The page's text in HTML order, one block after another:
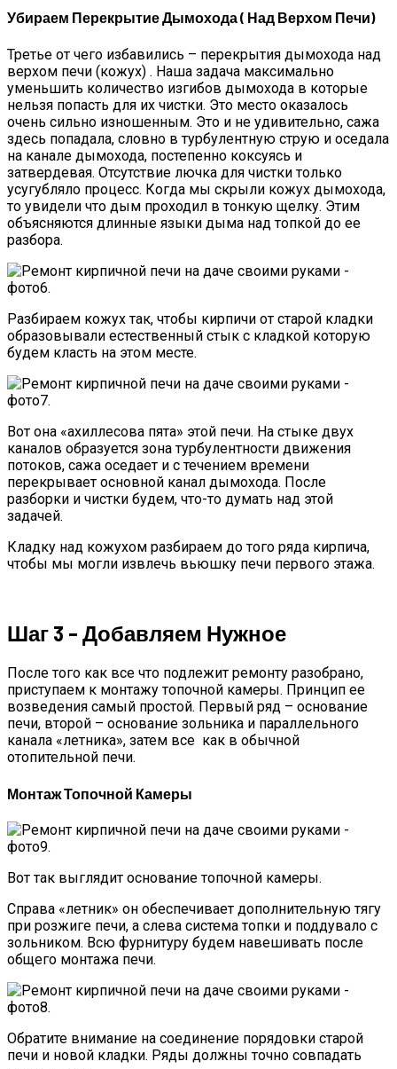
Убираем Перекрытие Дымохода ( Над Верхом Печи)
Третье от чего избавились – перекрытия дымохода над
верхом печи (кожух) . Наша задача максимально
уменьшить количество изгибов дымохода в которые
нельзя попасть для их чистки. Это место оказалось
очень сильно изношенным. Это и не удивительно, сажа
здесь попадала, словно в турбулентную струю и оседала
на канале дымохода, постепенно коксуясь и
затвердевая. Отсутствие лючка для чистки только
усугубляло процесс. Когда мы скрыли кожух дымохода,
то увидели что дым проходил в тонкую щелку. Этим
объясняются длинные языки дыма над топкой до ее
разбора.
Разбираем кожух так, чтобы кирпичи от старой кладки
образовывали естественный стык с кладкой которую
будем класть на этом месте.
Вот она «ахиллесова пята» этой печи. На стыке двух
каналов образуется зона турбулентности движения
потоков, сажа оседает и с течением времени
перекрывает основной канал дымохода. После
разборки и чистки будем, что-то думать над этой
задачей.
Кладку над кожухом разбираем до того ряда кирпича,
чтобы мы могли извлечь вьюшку печи первого этажа.
Шаг 3 – Добавляем Нужное
После того как все что подлежит ремонту разобрано,
приступаем к монтажу топочной камеры. Принцип ее
возведения самый простой. Первый ряд – основание
печи, второй – основание зольника и параллельного
канала «летника», затем все как в обычной
отопительной печи.
Монтаж Топочной Камеры
Вот так выглядит основание топочной камеры.
Справа «летник» он обеспечивает дополнительную тягу
при розжиге печи, а слева система топки и поддувало с
зольником. Всю фурнитуру будем навешивать после
общего монтажа печи.
Обратите внимание на соединение порядовки старой
печи и новой кладки. Ряды должны точно совпадать